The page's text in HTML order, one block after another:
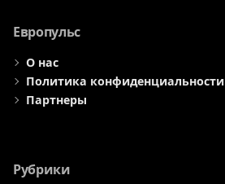
Европульс
О нас
Политика конфиденциальности
Партнеры
Рубрики